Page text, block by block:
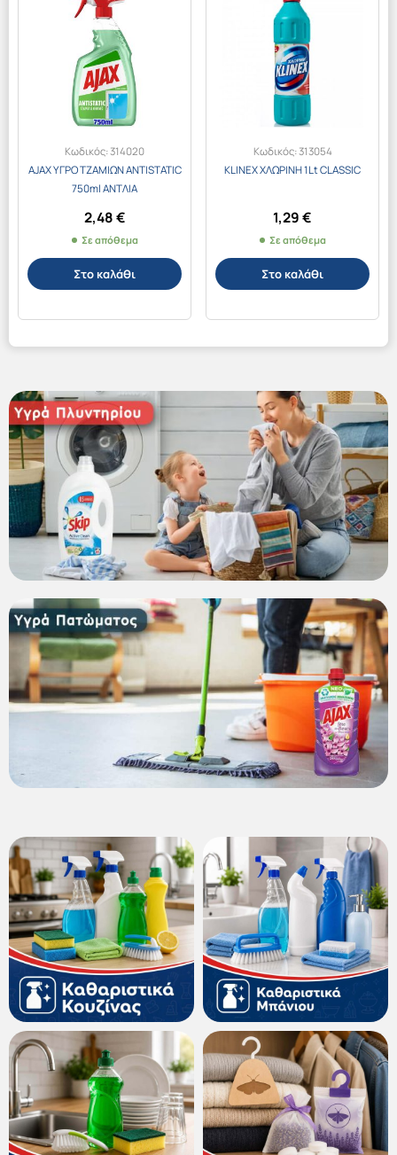
Κωδικός:314020
AJAX ΥΓΡΟ ΤΖΑΜΙΩΝ ANTISTATIC
750ml ΑΝΤΛΙΑ
2,48€
Σε απόθεμα
Στο καλάθι
Κωδικός:313054
KLINEX ΧΛΩΡΙΝΗ 1Lt CLASSIC
1,29€
Σε απόθεμα
Στο καλάθι